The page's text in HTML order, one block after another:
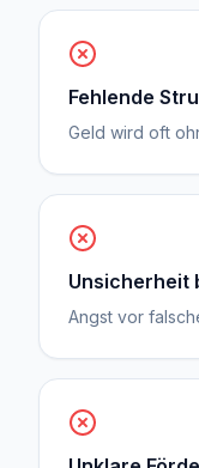
Fehlende
Geld wird oft
Unsicherheit
Angst vor